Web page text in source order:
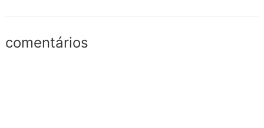
comentários